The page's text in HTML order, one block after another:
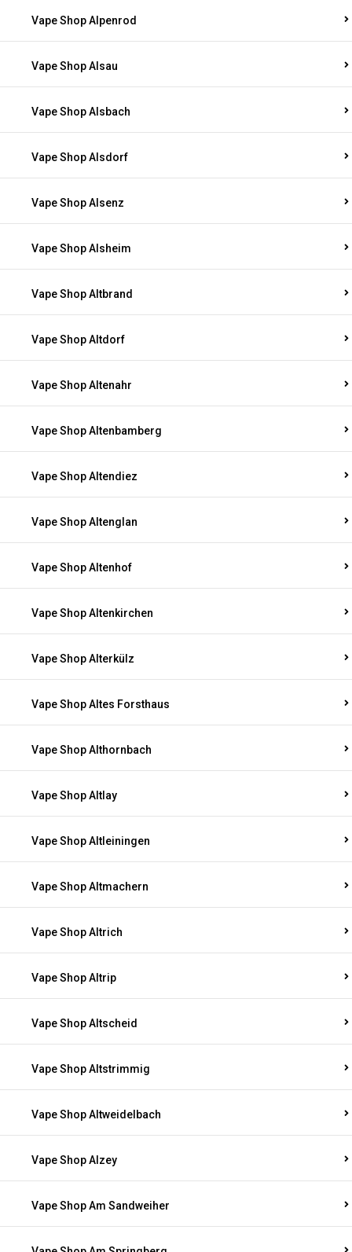
Vape Shop Alpenrod
Vape Shop Alsau
Vape Shop Alsbach
Vape Shop Alsdorf
Vape Shop Alsenz
Vape Shop Alsheim
Vape Shop Altbrand
Vape Shop Altdorf
Vape Shop Altenahr
Vape Shop Altenbamberg
Vape Shop Altendiez
Vape Shop Altenglan
Vape Shop Altenhof
Vape Shop Altenkirchen
Vape Shop Alterkülz
Vape Shop Altes Forsthaus
Vape Shop Althornbach
Vape Shop Altlay
Vape Shop Altleiningen
Vape Shop Altmachern
Vape Shop Altrich
Vape Shop Altrip
Vape Shop Altscheid
Vape Shop Altstrimmig
Vape Shop Altweidelbach
Vape Shop Alzey
Vape Shop Am Sandweiher